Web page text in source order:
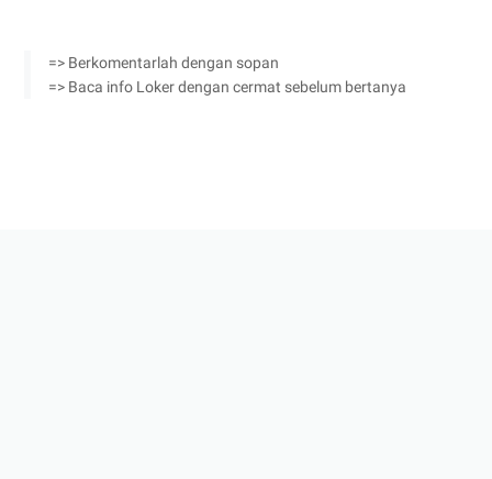
=> Berkomentarlah dengan sopan
=> Baca info Loker dengan cermat sebelum bertanya